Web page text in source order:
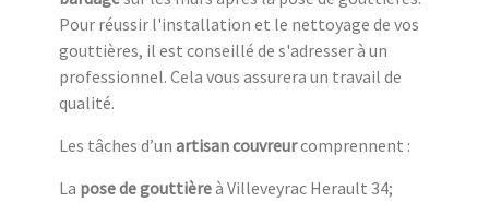
Pour réussir l'installation et le nettoyage de vos
gouttières, il est conseillé de s'adresser à un
professionnel. Cela vous assurera un travail de
qualité.
Les tâches d’un artisan couvreurcomprennent :
La pose de gouttièreà Villeveyrac Herault 34;